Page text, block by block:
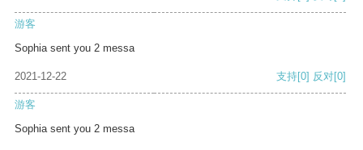
游客
Sophia sent you 2 messa
2021-12-22 支持[0] 反对[0]
游客
Sophia sent you 2 messa